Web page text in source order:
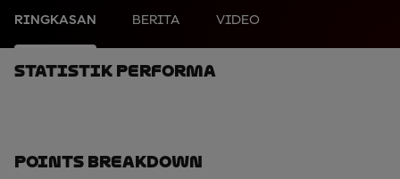
RINGKASAN BERITA VIDEO
Statistik Performa
Points Breakdown